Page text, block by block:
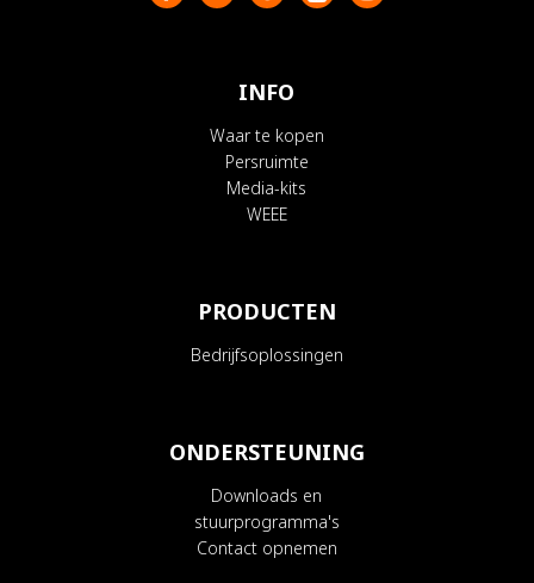
INFO
Waar te kopen
Persruimte
Media-kits
WEEE
PRODUCTEN
Bedrijfsoplossingen
ONDERSTEUNING
Downloads en
stuurprogramma's
Contact opnemen